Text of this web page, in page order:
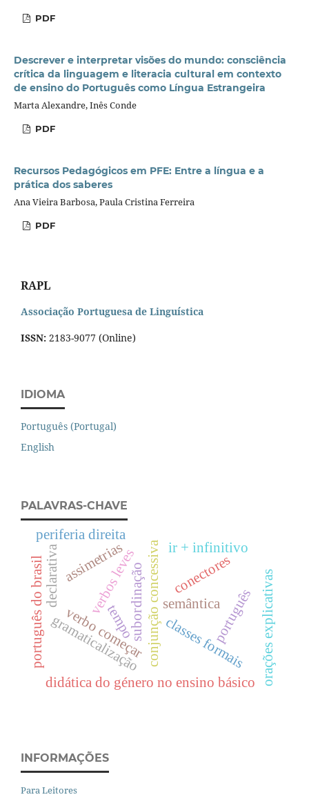
PDF
Descrever e interpretar visões do mundo: consciência
crítica da linguagem e literacia cultural em contexto
de ensino do Português como Língua Estrangeira
Marta Alexandre, Inês Conde
PDF
Recursos Pedagógicos em PFE: Entre a língua e a
prática dos saberes
Ana Vieira Barbosa, Paula Cristina Ferreira
PDF
RAPL
Associação Portuguesa de Linguística
ISSN: 2183-9077 (Online)
IDIOMA
Português (Portugal)
English
PALAVRAS-CHAVE
verbo começarconjunção concessivaclasses formais
didática do género no ensino básico orações explicativas
subordinação português
conectores
gramaticalização
verbos leves semântica
tempo
ir + infinitivo
assimetrias
periferia direita
português do brasildeclarativa
INFORMAÇÕES
Para Leitores